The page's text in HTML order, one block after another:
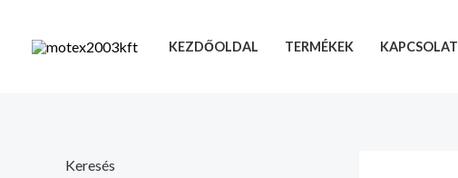
KEZDŐOLDAL TERMÉKEK KAPCSOLAT
Keresés